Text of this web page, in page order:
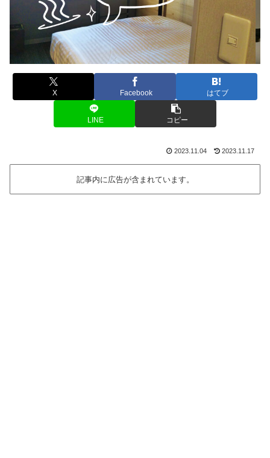
X Facebook はてブ
LINE コピー
2023.11.04 2023.11.17
記事内に広告が含まれています。